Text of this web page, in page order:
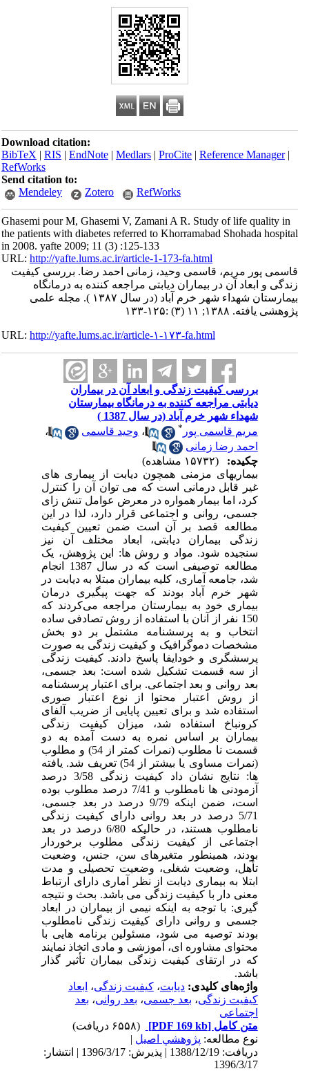
Download citation:
BibTeX|RIS|EndNote|Medlars|ProCite|Reference Manager
RefWorks
Send citation to:
Mendeley
Zotero RefWorks
Ghasemi pour M, Ghasemi V, Zamani A R. Study of life quality in
the patients with diabetes referred to Khorramabad Shohada hospital
in 2008. yafte 2009; 11 (3) :125-133
URL:http://yafte.lums.ac.ir/article-1-173-fa.html
قاسمی پور مریم، قاسمی وحید، زمانی احمد رضا. بررسی کیفیت
زندگی و ابعاد آن در بیماران دیابتی مراجعه کننده به درمانگاه
بیمارستان شهداء شهر خرم آباد (در سال ۱۳۸۷ ). مجله علمی
پژوهشی یافته. ۱۳۸۸; ۱۱ (۳) :۱۲۵-۱۳۳
URL:http://yafte.lums.ac.ir/article-۱-۱۷۳-fa.html
بررسی کیفیت زندگی و ابعاد آن در بیماران
دیابتی مراجعه کننده به درمانگاه بیمارستان
شهداء شهر خرم آباد (در سال 1387 )
مریم قاسمی پور
،وحید قاسمی
،
احمد رضا زمانی
چکیده:
بیماریهای مزمنی همچون دیابت از بیماری های
غیر قابل درمانی است که می توان آن را کنترل
کرد، اما بیمار همواره در معرض عوامل تنش زای
جسمی، روانی و اجتماعی قرار دارد، لذا در این
مطالعه قصد بر آن است ضمن تعیین کیفیت
زندگی بیماران دیابتی، ابعاد مختلف آن نیز
سنجیده شود. مواد و روش ها: این پژوهش، یک
مطالعه توصیفی است که در سال 1387 انجام
شد، جامعه آماری، کلیه بیماران مبتلا به دیابت در
شهر خرم آباد بودند که جهت پیگیری درمان
بیماری خود به بیمارستان مراجعه می‌کردند که
150 نفر از آنان با استفاده از روش تصادفی ساده
انتخاب و به پرسشنامه مشتمل بر دو بخش
مشخصات دموگرافیک و کیفیت زندگی به صورت
پرسشگری و خودایفا پاسخ دادند. کیفیت زندگی
از سه قسمت تشکیل شده است: بعد جسمی،
بعد روانی و بعد اجتماعی. برای اعتبار پرسشنامه
از روش اعتبار محتوا از نوع اعتبار صوری
استفاده شد و برای تعیین پایایی از ضریب آلفای
کرونباخ استفاده شد، میزان کیفیت زندگی
بیماران بر اساس نمره به دست آمده به دو
قسمت نا مطلوب (نمرات کمتر از 54) و مطلوب
(نمرات مساوی یا بیشتر از 54) تعریف شد. یافته
ها: نتایج نشان داد کیفیت زندگی 3/58 درصد
آزمودنی ها نامطلوب و 7/41 درصد مطلوب بوده
است، ضمن اینکه 9/79 درصد در بعد جسمی،
5/71 درصد در بعد روانی دارای کیفیت زندگی
نامطلوب هستند، در حالیکه 6/80 درصد در بعد
اجتماعی از کیفیت زندگی مطلوب برخوردار
بودند، همینطور متغیرهای سن، جنس، وضعیت
تأهل، وضعیت شغلی، وضعیت تحصیلی و مدت
ابتلا به بیماری دیابت از نظر آماری دارای ارتباط
معنی دار با کیفیت زندگی می باشد. بحث و نتیجه
گیری: با توجه به اینکه نیمی از بیماران در ابعاد
جسمی و روانی دارای کیفیت زندگی نامطلوب
بودند توصیه می شود، مسئولین برنامه هایی با
محتوای مشاوره ای، آموزشی و مادی اتخاذ نمایند
که در ارتقای کیفیت زندگی بیماران تأثیر گذار
باشد.
واژه‌های کلیدی:دیابت،کیفیت زندگی،ابعاد
کیفیت زندگی،بعد جسمی،بعد روانی،بعد
اجتماعی
متن کامل[PDF 169 kb]
نوع مطالعه:پژوهشي اصیل|
دریافت: 1388/12/19 | پذیرش: 1396/3/17 | انتشار:
1396/3/17